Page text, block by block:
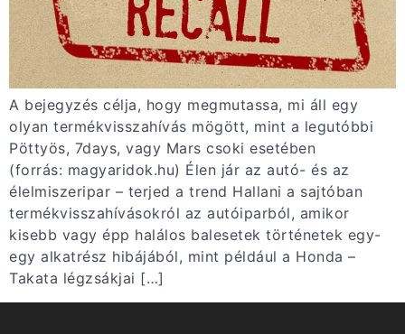
A bejegyzés célja, hogy megmutassa, mi áll egy
olyan termékvisszahívás mögött, mint a legutóbbi
Pöttyös, 7days, vagy Mars csoki esetében
(forrás: magyaridok.hu) Élen jár az autó- és az
élelmiszeripar – terjed a trend Hallani a sajtóban
termékvisszahívásokról az autóiparból, amikor
kisebb vagy épp halálos balesetek történetek egy-
egy alkatrész hibájából, mint például a Honda –
Takata légzsákjai […]